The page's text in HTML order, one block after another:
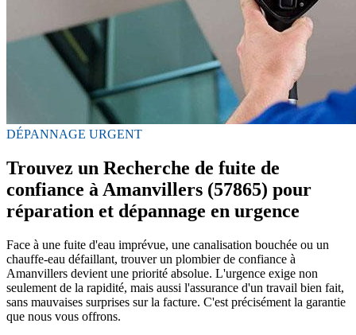
DÉPANNAGE URGENT
Trouvez un Recherche de fuite de
confiance à Amanvillers (57865) pour
réparation et dépannage en urgence
Face à une fuite d'eau imprévue, une canalisation bouchée ou un
chauffe-eau défaillant, trouver un plombier de confiance à
Amanvillers devient une priorité absolue. L'urgence exige non
seulement de la rapidité, mais aussi l'assurance d'un travail bien fait,
sans mauvaises surprises sur la facture. C'est précisément la garantie
que nous vous offrons.